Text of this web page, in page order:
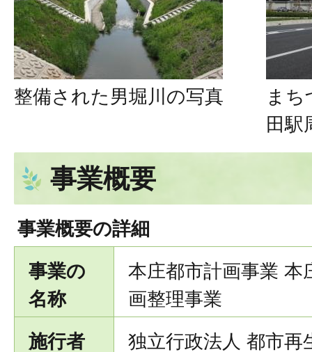
整備された男堀川の写真
ま
田駅
事業概要
事業概要の詳細
事業の
名称
本庄都市計画事業 本
画整理事業
施行者
独立行政法人 都市再